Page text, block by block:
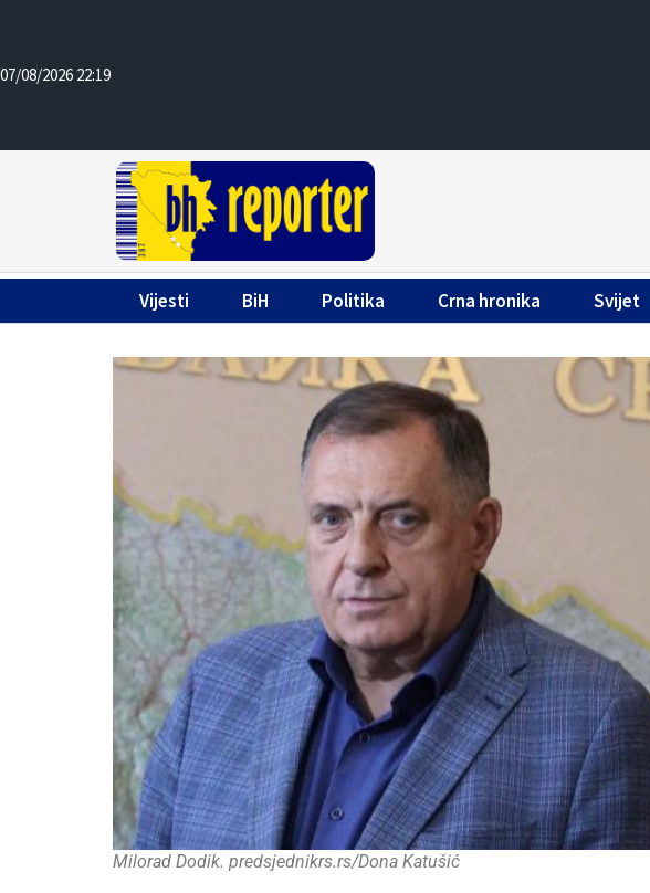
07/08/2026 22:19
Vijesti BiH Politika Crna hronika Svijet
Milorad Dodik. predsjednikrs.rs/Dona Katušić